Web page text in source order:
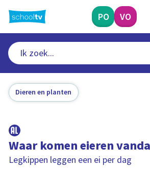
naar
hoofdinhoud
PO VO
Dieren en planten
Waar komen eieren
Legkippen leggen een ei per dag